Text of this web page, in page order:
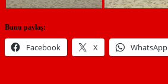
Bunu paylaş:
Facebook X WhatsApp